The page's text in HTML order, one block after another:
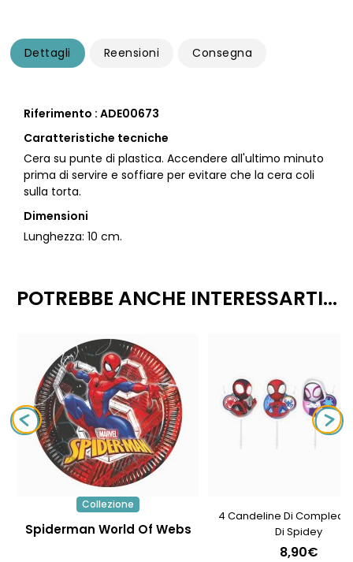
Dettagli Reensioni Consegna
Riferimento : ADE00673
Caratteristiche tecniche
Cera su punte di plastica. Accendere all'ultimo minuto
prima di servire e soffiare per evitare che la cera coli
sulla torta.
Dimensioni
Lunghezza: 10 cm.
POTREBBE ANCHE INTERESSARTI...
Collezione
Spiderman World Of Webs
4 Candeline Di
Di Spidey
8,90€